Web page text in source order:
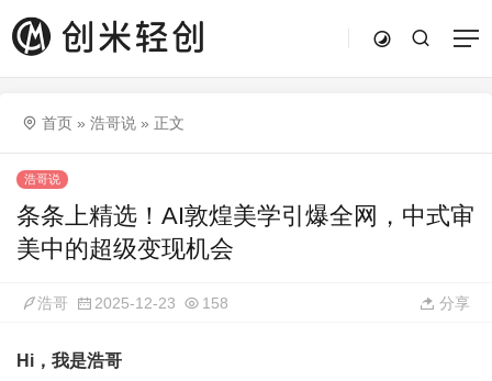
首页 » 浩哥说 » 正文
浩哥说
条条上精选！AI敦煌美学引爆全网，中式审
美中的超级变现机会
浩哥 2025-12-23 158 分享
Hi，我是浩哥